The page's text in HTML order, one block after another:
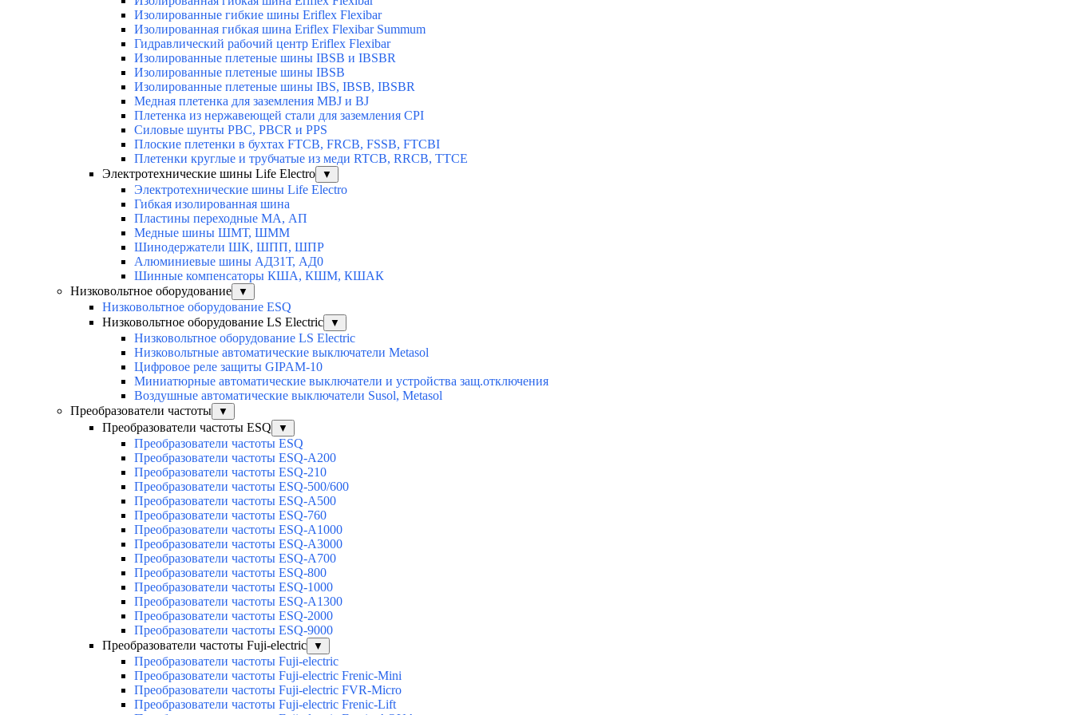
Изолированные гибкие шины Eriflex Flexibar
Изолированная гибкая шина Eriflex Flexibar Summum
Гидравлический рабочий центр Eriflex Flexibar
Изолированные плетеные шины IBSB и IBSBR
Изолированные плетеные шины IBSB
Изолированные плетеные шины IBS, IBSB, IBSBR
Медная плетенка для заземления MBJ и BJ
Плетенка из нержавеющей стали для заземления CPI
Силовые шунты PBC, PBCR и PPS
Плоские плетенки в бухтах FTCB, FRCB, FSSB, FTCBI
Плетенки круглые и трубчатые из меди RTCB, RRCB, TTCE
Электротехнические шины Life Electro
▼
Электротехнические шины Life Electro
Гибкая изолированная шина
Пластины переходные МА, АП
Медные шины ШМТ, ШММ
Шинодержатели ШК, ШПП, ШПР
Алюминиевые шины АД31Т, АД0
Шинные компенсаторы КША, КШМ, КШАК
Низковольтное оборудование
▼
Низковольтное оборудование ESQ
Низковольтное оборудование LS Electric
▼
Низковольтное оборудование LS Electric
Низковольтные автоматические выключатели Metasol
Цифровое реле защиты GIPAM-10
Миниатюрные автоматические выключатели и устройства защ.отключения
Воздушные автоматические выключатели Susol, Metasol
Преобразователи частоты
▼
Преобразователи частоты ESQ ▼
Преобразователи частоты ESQ
Преобразователи частоты ESQ-A200
Преобразователи частоты ESQ-210
Преобразователи частоты ESQ-500/600
Преобразователи частоты ESQ-A500
Преобразователи частоты ESQ-760
Преобразователи частоты ESQ-A1000
Преобразователи частоты ESQ-A3000
Преобразователи частоты ESQ-A700
Преобразователи частоты ESQ-800
Преобразователи частоты ESQ-1000
Преобразователи частоты ESQ-A1300
Преобразователи частоты ESQ-2000
Преобразователи частоты ESQ-9000
Преобразователи частоты Fuji-electric
▼
Преобразователи частоты Fuji-electric
Преобразователи частоты Fuji-electric Frenic-Mini
Преобразователи частоты Fuji-electric FVR-Micro
Преобразователи частоты Fuji-electric Frenic-Lift